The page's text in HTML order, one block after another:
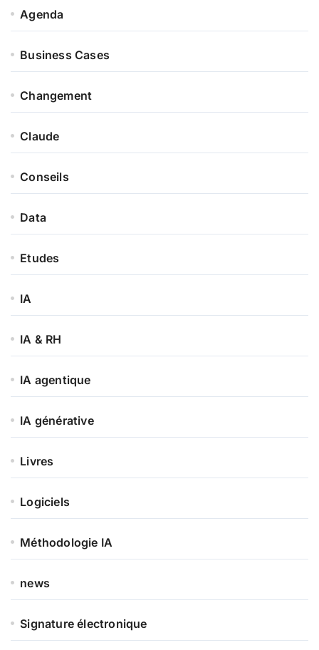
Agenda
Business Cases
Changement
Claude
Conseils
Data
Etudes
IA
IA & RH
IA agentique
IA générative
Livres
Logiciels
Méthodologie IA
news
Signature électronique